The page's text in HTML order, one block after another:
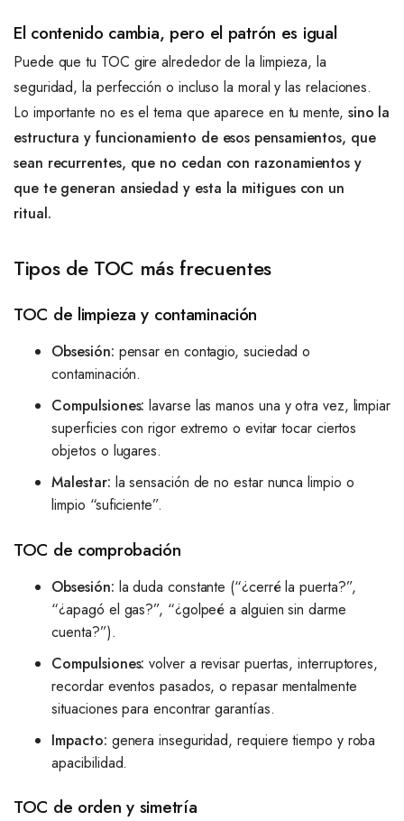
El contenido cambia, pero el patrón es igual
Puede que tu TOC gire alrededor de la limpieza, la
seguridad, la perfección o incluso la moral y las relaciones.
Lo importante no es el tema que aparece en tu mente, sino la
estructura y funcionamiento de esos pensamientos, que
sean recurrentes, que no cedan con razonamientos y
que te generan ansiedad y esta la mitigues con un
ritual.
Tipos de TOC más frecuentes
TOC de limpieza y contaminación
Obsesión: pensar en contagio, suciedad o
contaminación.
Compulsiones: lavarse las manos una y otra vez, limpiar
superficies con rigor extremo o evitar tocar ciertos
objetos o lugares.
Malestar: la sensación de no estar nunca limpio o
limpio “suficiente”.
TOC de comprobación
Obsesión: la duda constante (“¿cerré la puerta?”,
“¿apagó el gas?”, “¿golpeé a alguien sin darme
cuenta?”).
Compulsiones: volver a revisar puertas, interruptores,
recordar eventos pasados, o repasar mentalmente
situaciones para encontrar garantías.
Impacto: genera inseguridad, requiere tiempo y roba
apacibilidad.
TOC de orden y simetría